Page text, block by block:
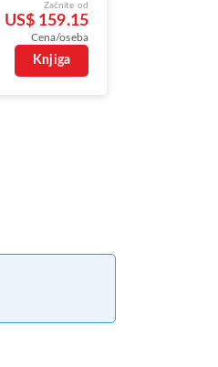
Začnite od
US$ 159.15
Cena/oseba
Knjiga